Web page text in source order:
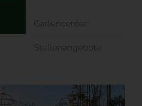
Gartencenter
Stellenangebote